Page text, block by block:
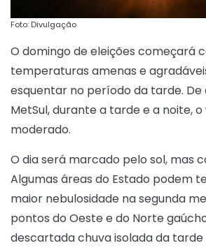
Foto: Divulgação
O domingo de eleições começará
temperaturas amenas e
esquentar no período da tarde.
MetSul, durante a tarde e a noite,
moderado.
O dia será marcado pelo sol, mas
Algumas áreas do Estado podem
maior nebulosidade na segunda
pontos do Oeste e do Norte
descartada chuva isolada da